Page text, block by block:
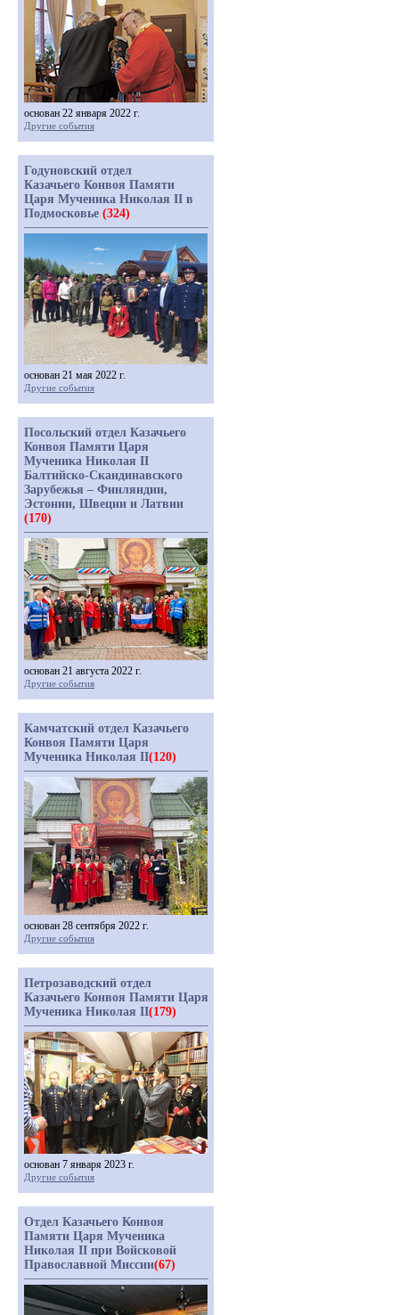
основан 22 января 2022 г.
Другие события
Годуновский отдел
Казачьего Конвоя Памяти
Царя Мученика Николая II в
Подмосковье (324)
основан 21 мая 2022 г.
Другие события
Посольский отдел Казачьего
Конвоя Памяти Царя
Мученика Николая II
Балтийско-Скандинавского
Зарубежья – Финляндии,
Эстонии, Швеции и Латвии
(170)
основан 21 августа 2022 г.
Другие события
Камчатский отдел Казачьего
Конвоя Памяти Царя
Мученика Николая II(120)
основан 28 сентября 2022 г.
Другие события
Петрозаводский отдел
Казачьего Конвоя Памяти Царя
Мученика Николая II(179)
основан 7 января 2023 г.
Другие события
Отдел Казачьего Конвоя
Памяти Царя Мученика
Николая II при Войсковой
Православной Миссии(67)